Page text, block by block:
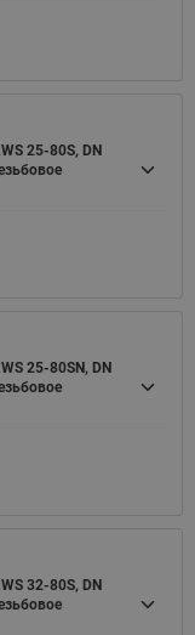
25-80S, DN
25-80SN, DN
32-80S, DN